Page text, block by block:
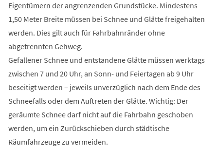
Eigentümern der angrenzenden Grundstücke. Mindestens
1,50 Meter Breite müssen bei Schnee und Glätte freigehalten
werden. Dies gilt auch für Fahrbahnränder ohne
abgetrennten Gehweg.
Gefallener Schnee und entstandene Glätte müssen werktags
zwischen 7 und 20 Uhr, an Sonn- und Feiertagen ab 9 Uhr
beseitigt werden – jeweils unverzüglich nach dem Ende des
Schneefalls oder dem Auftreten der Glätte. Wichtig: Der
geräumte Schnee darf nicht auf die Fahrbahn geschoben
werden, um ein Zurückschieben durch städtische
Räumfahrzeuge zu vermeiden.